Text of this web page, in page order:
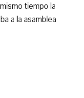
tiempo la
a la asamblea